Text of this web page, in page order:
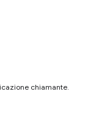
chiamante.